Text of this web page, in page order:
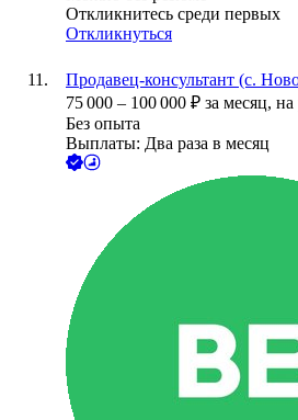
Откликнитесь среди первых
Откликнуться
Продавец-консультант (с.
75 000 – 100 000 ₽ за месяц, на
Без опыта
Выплаты: Два раза в месяц